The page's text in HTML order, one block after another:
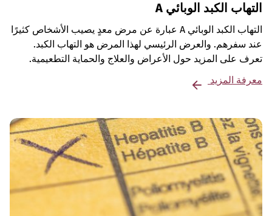
التهاب الكبد الوبائي A
التهاب الكبد الوبائي A عبارة عن مرض معدٍ يصيب الأشخاص كثيرًا
عند سفرهم. والعرض الرئيسي لهذا المرض هو التهاب الكبد.
تعرف على المزيد حول الأعراض والعلاج والحماية التطعيمية.
معرفة المزيد